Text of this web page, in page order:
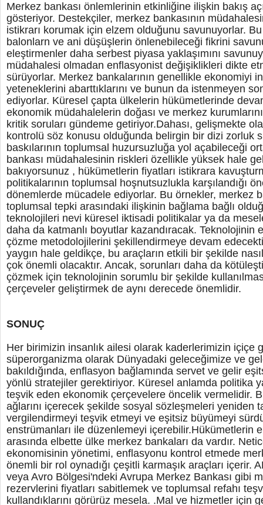
Merkez bankası önlemlerinin etkinliğine ilişkin bakış
gösteriyor. Destekçiler, merkez bankasının
istikrarı korumak için elzem olduğunu savunuyorlar.
balonlarn ve ani düşüşlerin önlenebileceği fikrini
eleştirmenler daha serbest piyasa yaklaşımını
müdahalesi olmadan enflasyonist değişiklikleri dikte
sürüyorlar. Merkez bankalarının genellikle ekonomiyi
yeteneklerini abarttıklarını ve bunun da istenmeyen
ediyorlar. Küresel çapta ülkelerin hükümetlerinde
ekonomik müdahalelerin doğası ve merkez
kritik soruları gündeme getiriyor.Dahası, gelişmekte
kontrolü söz konusu olduğunda belirgin bir dizi zorluk
baskılarının toplumsal huzursuzluğa yol açabileceği
bankası müdahalesinin riskleri özellikle yüksek hale
bakıyorsunuz , hükümetlerin fiyatları istikrara
politikalarının toplumsal hoşnutsuzlukla karşılandığı
dönemlerde mücadele ediyorlar. Bu örnekler, merkez
toplumsal tepki arasındaki ilişkinin bağlama bağlı
teknolojileri nevi küresel iktisadi politikalar ya da
daha da katmanlı boyutlar kazandıracak. Teknolojinin
çözme metodolojilerini şekillendirmeye devam
yaygın hale geldikçe, bu araçların etkili bir şekilde
çok önemli olacaktır. Ancak, sorunları daha da
çözmek için teknolojinin sorumlu bir şekilde
çerçeveler geliştirmek de aynı derecede önemlidir.
SONUÇ
Her birimizin insanlık ailesi olarak kaderlerimizin içiçe
süperorganizma olarak Dünyadaki geleceğimize ve
bakıldığında, enflasyon bağlamında servet ve gelir
yönlü stratejiler gerektiriyor. Küresel anlamda politika
teşvik eden ekonomik çerçevelere öncelik vermelidir.
ağlarını içerecek şekilde sosyal sözleşmeleri yeniden
vergilendirmeyi teşvik etmeyi ve eşitsiz büyümeyi
enstrümanları ile düzenlemeyi içerebilir.Hükümetlerin
arasında elbette ülke merkez bankaları da vardır.
ekonomisinin yönetimi, enflasyonu kontrol etmede
önemli bir rol oynadığı çeşitli karmaşık araçları içerir.
veya Avro Bölgesi'ndeki Avrupa Merkez Bankası gibi
rezervlerini fiyatları sabitlemek ve toplumsal refahı
kullandıklarını görürüz mesela. .Mal ve hizmetler için